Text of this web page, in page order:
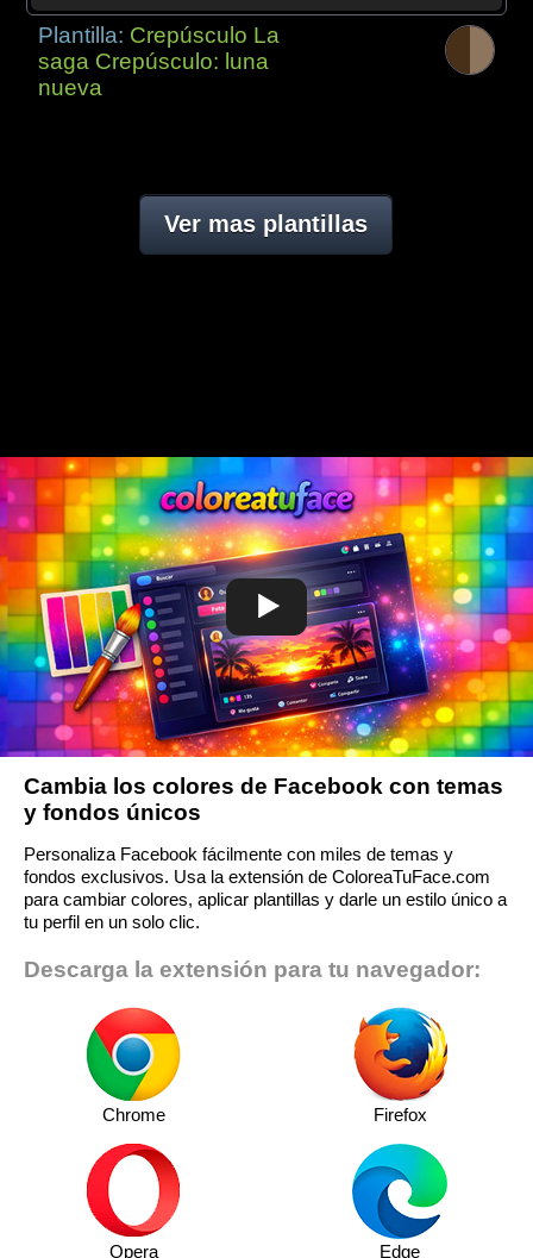
Plantilla: Crepúsculo La
saga Crepúsculo: luna
nueva
Ver mas plantillas
Cambia los colores de Facebook con temas
y fondos únicos
Personaliza Facebook fácilmente con miles de temas y
fondos exclusivos. Usa la extensión de ColoreaTuFace.com
para cambiar colores, aplicar plantillas y darle un estilo único a
tu perfil en un solo clic.
Descarga la extensión para tu navegador:
Chrome Firefox
Opera Edge